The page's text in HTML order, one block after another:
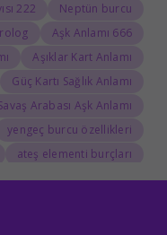
Neptün burcu
222 Melek Sayısı
666 Aşk Anlamı
Aşıklar Kart Anlamı
Güç Kartı Sağlık Anlamı
Arabası Aşk Anlamı
yengeç burcu özellikleri
ateş elementi burçları
astrolog
Mars